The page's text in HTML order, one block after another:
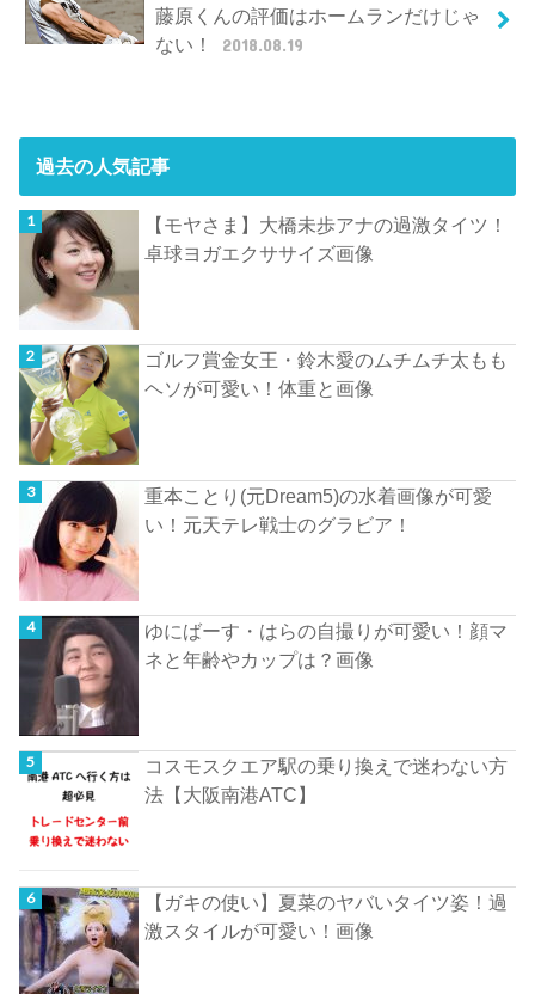
藤原くんの評価はホームランだけじゃ
ない！
2018.08.19
過去の人気記事
【モヤさま】大橋未歩アナの過激タイツ！
卓球ヨガエクササイズ画像
ゴルフ賞金女王・鈴木愛のムチムチ太もも
ヘソが可愛い！体重と画像
重本ことり(元Dream5)の水着画像が可愛
い！元天テレ戦士のグラビア！
ゆにばーす・はらの自撮りが可愛い！顔マ
ネと年齢やカップは？画像
コスモスクエア駅の乗り換えで迷わない方
法【大阪南港ATC】
【ガキの使い】夏菜のヤバいタイツ姿！過
激スタイルが可愛い！画像